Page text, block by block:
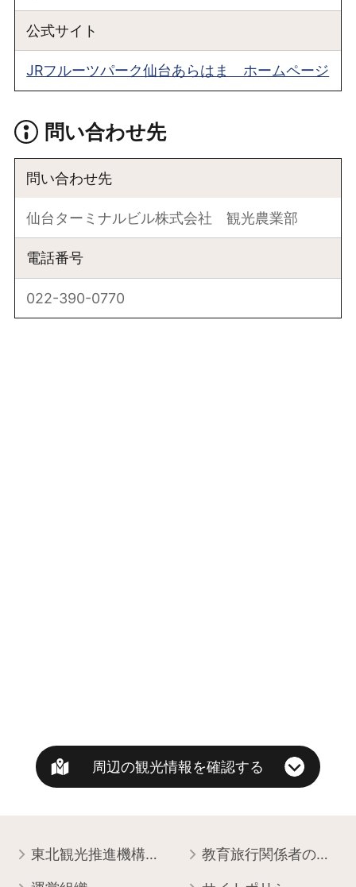
公式サイト
JRフルーツパーク仙台あらはま ホームページ
問い合わせ先
問い合わせ先
仙台ターミナルビル株式会社 観光農業部
電話番号
022-390-0770
周辺の観光情報を確認する
東北観光推進機構について 教育旅行関係者の皆様へ